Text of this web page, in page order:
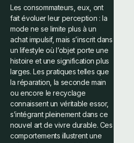
Les consommateurs, eux, ont
fait évoluer leur perception : la
mode ne se limite plus à un
achat impulsif, mais s’inscrit dans
un lifestyle où l’objet porte une
histoire et une signification plus
larges. Les pratiques telles que
la réparation, la seconde main
ou encore le recyclage
connaissent un véritable essor,
s’intégrant pleinement dans ce
nouvel art de vivre durable. Ces
comportements illustrent une